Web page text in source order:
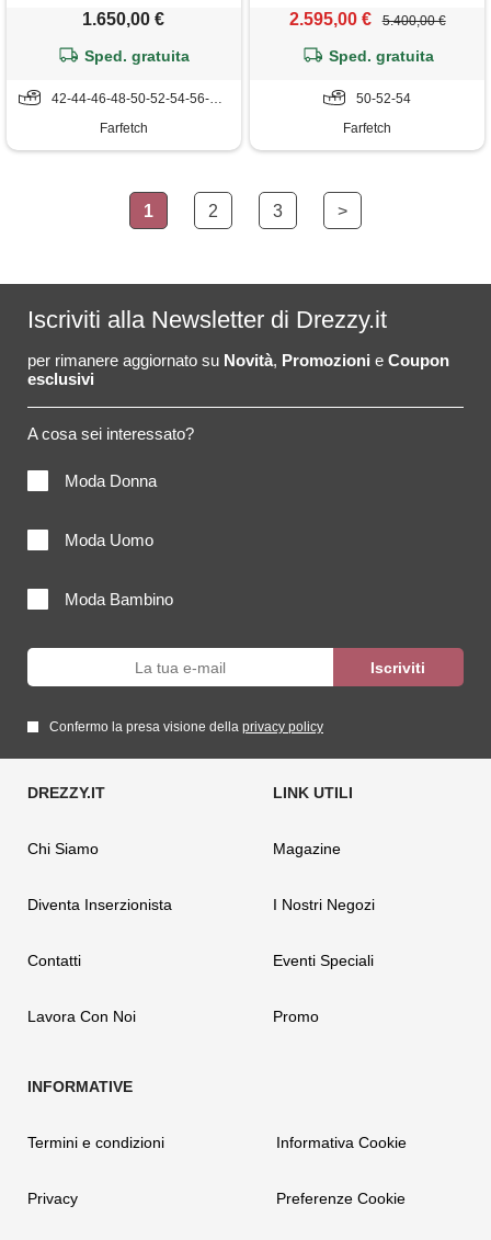
- blu
1.650,00 €
Sped. gratuita
42-44-46-48-50-52-54-56-58-60
Farfetch
2.595,00 € 5.400,00 €
Sped. gratuita
50-52-54
Farfetch
1 2 3 >
Iscriviti alla Newsletter di Drezzy.it
per rimanere aggiornato su Novità, Promozioni e Coupon
esclusivi
A cosa sei interessato?
Moda Donna
Moda Uomo
Moda Bambino
Confermo la presa visione della privacy policy
Chi Siamo
Diventa Inserzionista
Contatti
Lavora Con Noi
Magazine
I Nostri Negozi
Eventi Speciali
Promo
Termini e condizioni
Privacy
Informativa Cookie
Preferenze Cookie